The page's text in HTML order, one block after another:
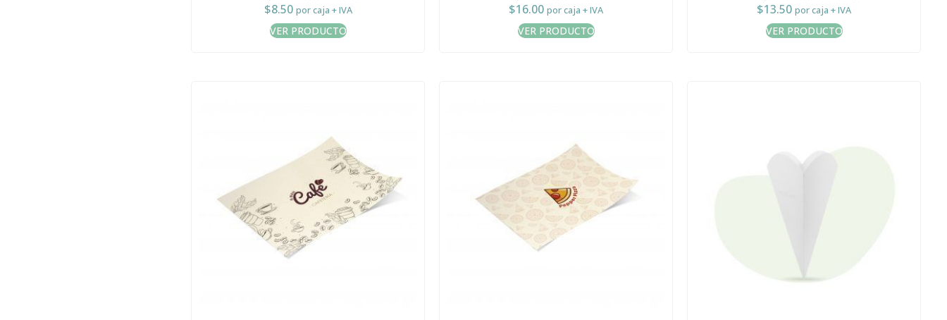
$8.50 por caja + IVA
VER PRODUCTO
$16.00 por caja + IVA
VER PRODUCTO
$13.50 por caja + IVA
VER PRODUCTO